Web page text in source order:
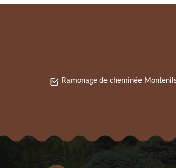
Ramonage de cheminée